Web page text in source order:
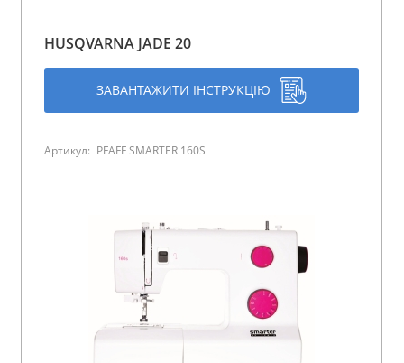
HUSQVARNA JADE 20
ЗАВАНТАЖИТИ ІНСТРУКЦІЮ
Артикул: PFAFF SMARTER 160S